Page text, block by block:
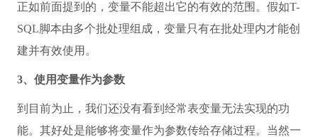
正如前面提到的，变量不能超出它的有效的范围。假如T-
SQL脚本由多个批处理组成，变量只有在批处理内才能创
建并有效使用。
3、使用变量作为参数
到目前为止，我们还没有看到经常表变量无法实现的功
能。其好处是能够将变量作为参数传给存储过程。当然一